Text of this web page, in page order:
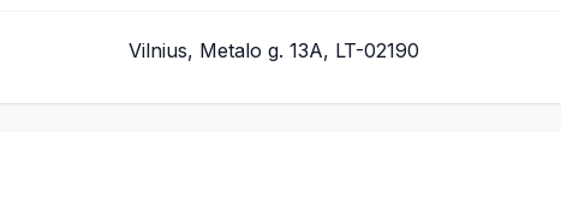
Vilnius, Metalo g. 13A, LT-02190